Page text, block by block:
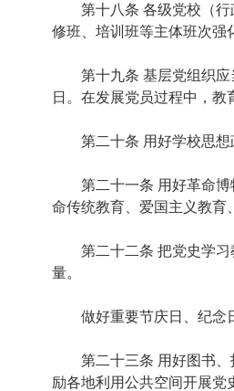
第十八条 各级党校（行政
修班、培训班等主体班次强
第十九条 基层党组织应当
日。在发展党员过程中，教
第二十条 用好学校思想政
第二十一条 用好革命博物
命传统教育、爱国主义教育
第二十二条 把党史学习教
量。
做好重要节庆日、纪念日
第二十三条 用好图书、报
励各地利用公共空间开展党